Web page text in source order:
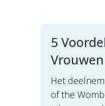
5
Vrouwen
Het
of the